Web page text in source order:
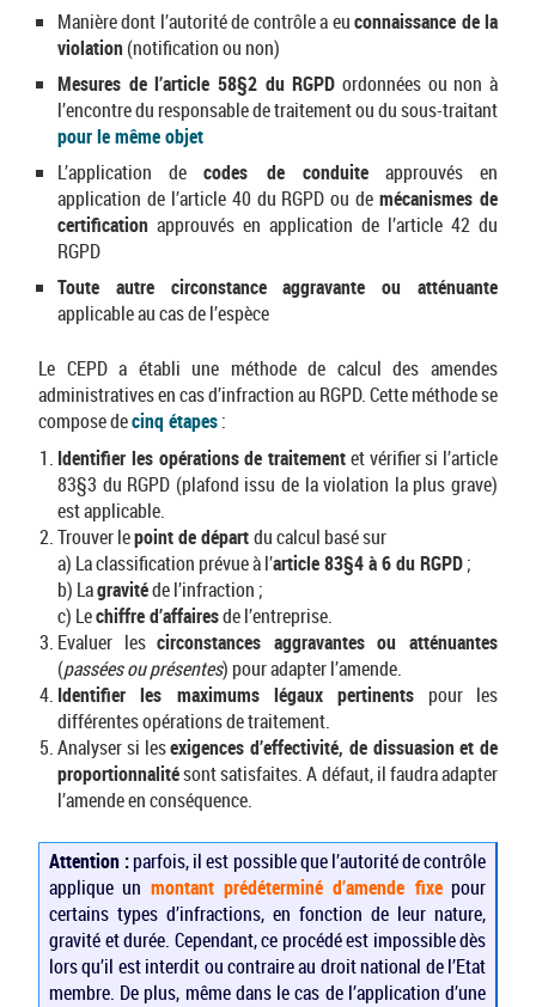
Manière dont l’autorité de contrôle a euconnaissance de la
violation (notification ou non)
Mesures de l’article 58§2 du RGPD ordonnées ou non à
l’encontre du responsable de traitement ou du sous-traitant
pour le même objet
L’application decodes de conduiteapprouvés en
application de l’article 40 du RGPD ou demécanismes de
certification approuvés en application de l’article 42 du
RGPD
Toute autre circonstance aggravante ou atténuante
applicable au cas de l’espèce
Le CEPD a établi une méthode de calcul des amendes
administratives en cas d’infraction au RGPD. Cette méthode se
compose decinq étapes:
Identifier les opérations de traitementet vérifier si l’article
83§3 du RGPD (plafond issu de la violation la plus grave)
est applicable.
Trouver lepoint de départdu calcul basé sur
a) La classification prévue à l’article 83§4 à 6 du RGPD;
b) Lagravitéde l’infraction ;
c) Lechiffre d’affairesde l’entreprise.
Evaluer lescirconstances aggravantes ou atténuantes
(passées ou présentes) pour adapter l’amende.
Identifier les maximums légaux pertinents pour les
différentes opérations de traitement.
Analyser si lesexigences d’effectivité, de dissuasion et de
proportionnalitésont satisfaites. A défaut, il faudra adapter
l’amende en conséquence.
Attention :parfois, il est possible que l’autorité de contrôle
applique un montant prédéterminé d’amende fixepour
certains types d’infractions, en fonction de leur nature,
gravité et durée. Cependant, ce procédé est impossible dès
lors qu’il est interdit ou contraire au droit national de l’Etat
membre. De plus, même dans le cas de l’application d’une